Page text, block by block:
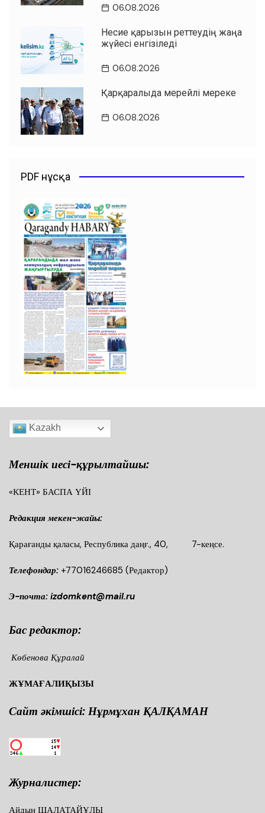
06.08.2026
Несие қарызын реттеудің жаңа
жүйесі енгізіледі
06.08.2026
Қарқаралыда мерейлі мереке
06.08.2026
PDF нұсқа
Kazakh
Меншік иесі-құрылтайшы:
«КЕНТ» БАСПА ҮЙІ
Редакция мекен-жайы:
Қарағанды қаласы, Республика даңғ., 40, 7-кеңсе.
Телефондар: +77016246685 (Редактор)
Э-почта: izdomkent@mail.ru
Бас редактор:
Көбенова Құралай
ЖҰМАҒАЛИҚЫЗЫ
Сайт әкімшісі: Нұрмұхан ҚАЛҚАМАН
Журналистер:
Айдын ШАЛАТАЙҰЛЫ